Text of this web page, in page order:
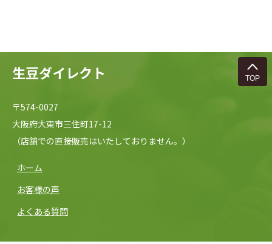
生豆ダイレクト
〒574-0027
大阪府大東市三住町17-12
（店舗での直接販売はいたしておりません。）
ホーム
お客様の声
よくある質問